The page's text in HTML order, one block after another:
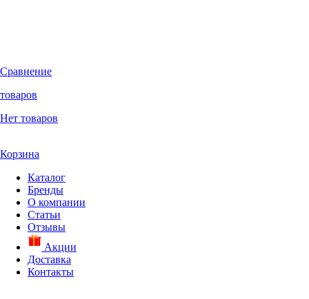
Сравнение
товаров
Нет товаров
Корзина
Каталог
Бренды
О компании
Статьи
Отзывы
Акции
Доставка
Контакты